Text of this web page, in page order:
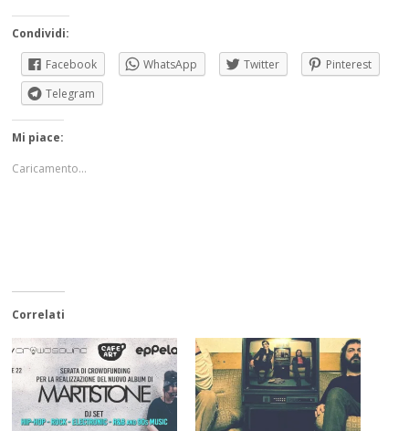
Condividi:
Facebook
WhatsApp Twitter
Pinterest
Telegram
Mi piace:
Caricamento...
Correlati